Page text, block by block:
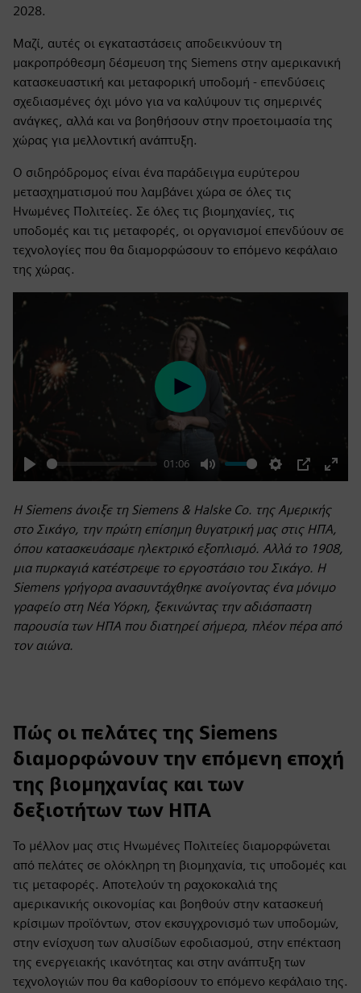
2028.
Μαζί, αυτές οι εγκαταστάσεις αποδεικνύουν τη
μακροπρόθεσμη δέσμευση της Siemens στην αμερικανική
κατασκευαστική και μεταφορική υποδομή - επενδύσεις
σχεδιασμένες όχι μόνο για να καλύψουν τις σημερινές
ανάγκες, αλλά και να βοηθήσουν στην προετοιμασία της
χώρας για μελλοντική ανάπτυξη.
Ο σιδηρόδρομος είναι ένα παράδειγμα ευρύτερου
μετασχηματισμού που λαμβάνει χώρα σε όλες τις
Ηνωμένες Πολιτείες. Σε όλες τις βιομηχανίες, τις
υποδομές και τις μεταφορές, οι οργανισμοί επενδύουν σε
τεχνολογίες που θα διαμορφώσουν το επόμενο κεφάλαιο
της χώρας.
Play
01:06
Mute Settings
PIP
Enter
Play
Η Siemens άνοιξε τη Siemens & Halske Co. της Αμερικής
στο Σικάγο, την πρώτη επίσημη θυγατρική μας στις ΗΠΑ,
όπου κατασκευάσαμε ηλεκτρικό εξοπλισμό. Αλλά το 1908,
μια πυρκαγιά κατέστρεψε το εργοστάσιο του Σικάγο. Η
Siemens γρήγορα ανασυντάχθηκε ανοίγοντας ένα μόνιμο
γραφείο στη Νέα Υόρκη, ξεκινώντας την αδιάσπαστη
παρουσία των ΗΠΑ που διατηρεί σήμερα, πλέον πέρα από
τον αιώνα.
Πώς οι πελάτες της Siemens
διαμορφώνουν την επόμενη εποχή
της βιομηχανίας και των
δεξιοτήτων των ΗΠΑ
Το μέλλον μας στις Ηνωμένες Πολιτείες διαμορφώνεται
από πελάτες σε ολόκληρη τη βιομηχανία, τις υποδομές και
τις μεταφορές. Αποτελούν τη ραχοκοκαλιά της
αμερικανικής οικονομίας και βοηθούν στην κατασκευή
κρίσιμων προϊόντων, στον εκσυγχρονισμό των υποδομών,
στην ενίσχυση των αλυσίδων εφοδιασμού, στην επέκταση
της ενεργειακής ικανότητας και στην ανάπτυξη των
τεχνολογιών που θα καθορίσουν το επόμενο κεφάλαιο της.